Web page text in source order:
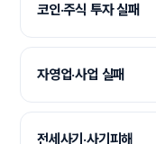
코인·주식 투자 실패
자영업·사업 실패
전세사기·사기피해